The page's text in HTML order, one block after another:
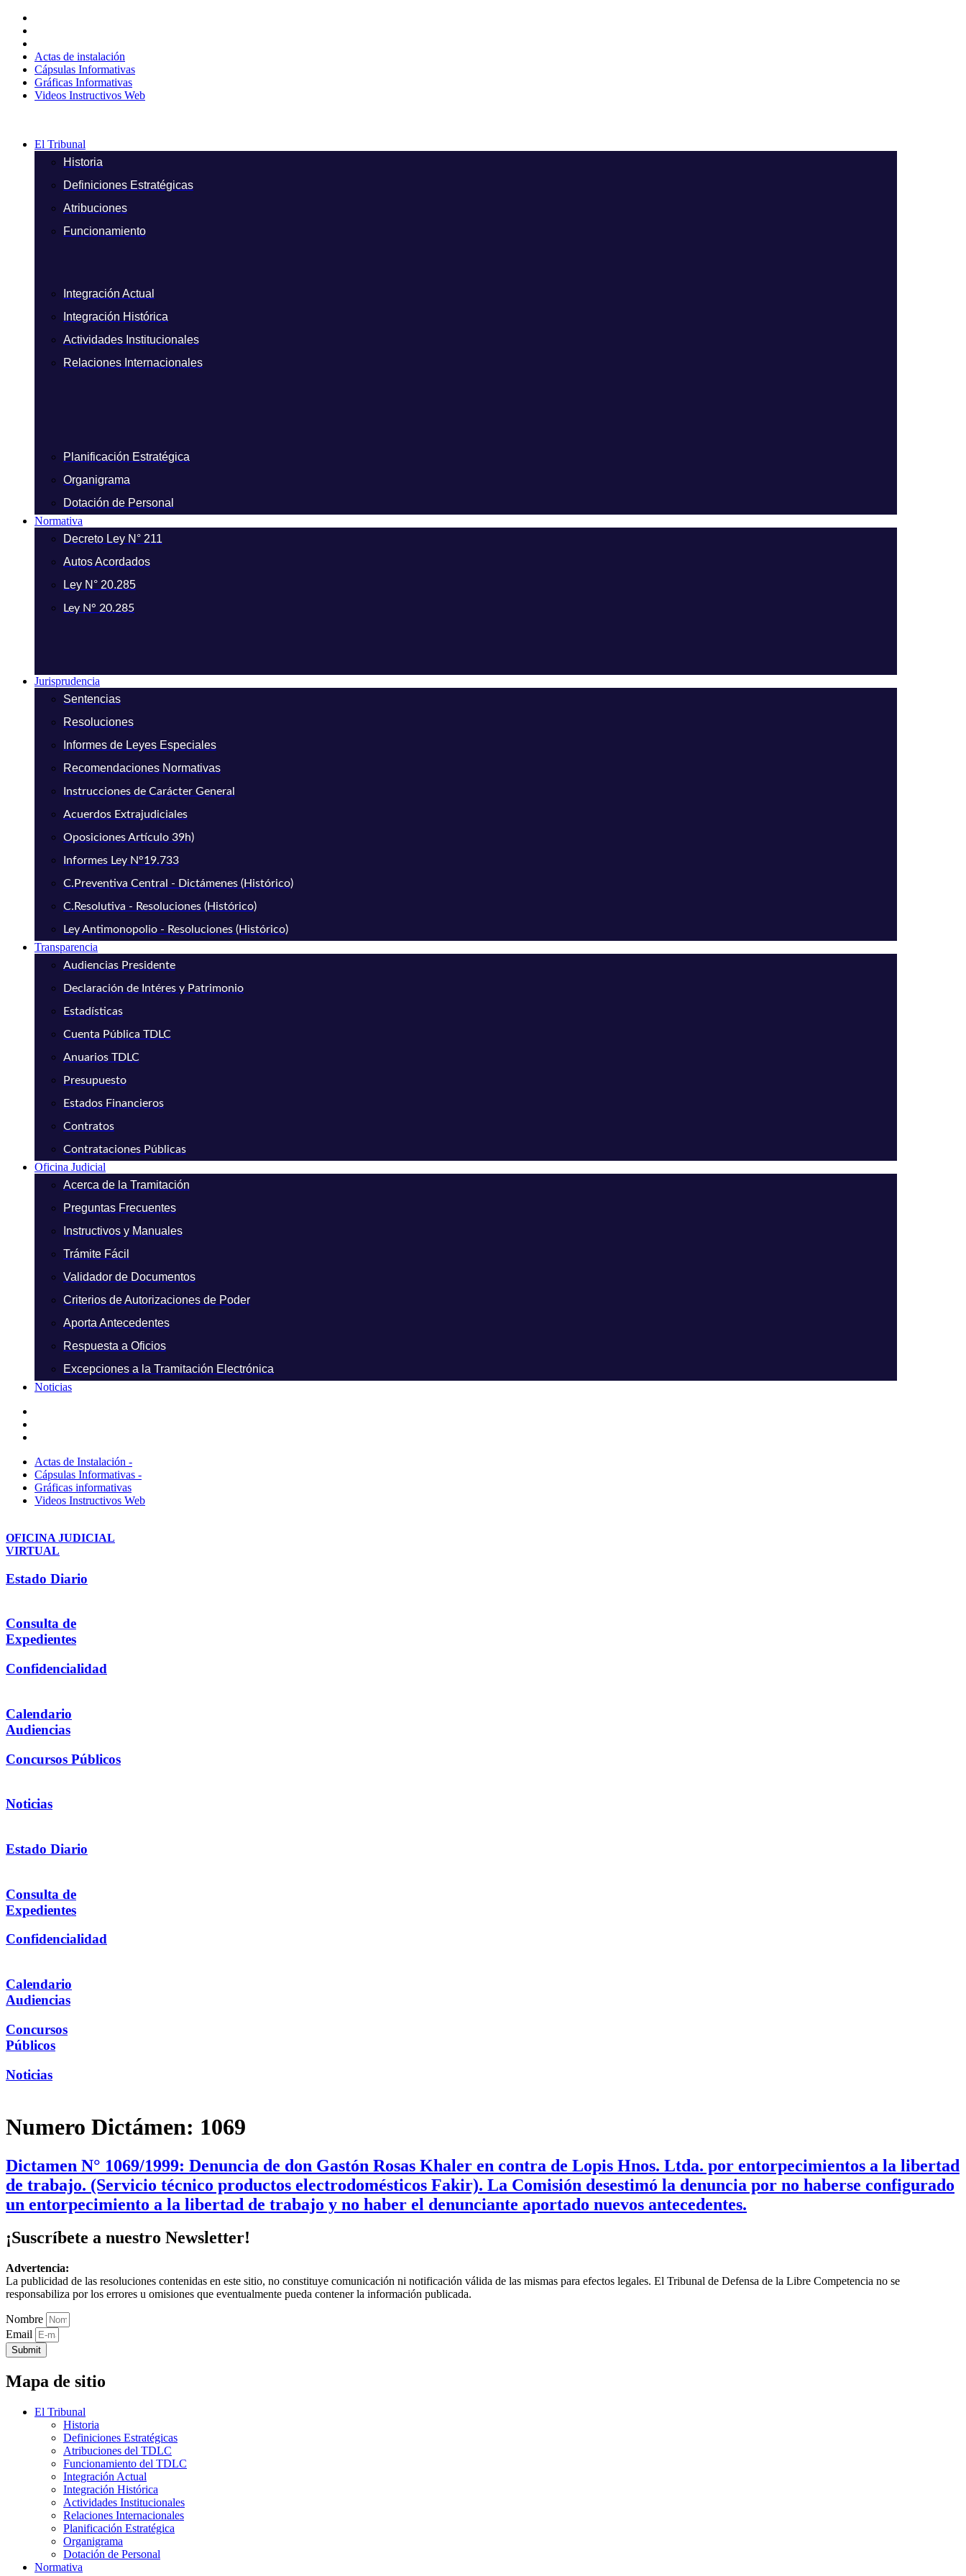
contenido
Actas de instalación
Cápsulas Informativas
Gráficas Informativas
Videos Instructivos Web
El Tribunal
Historia
Definiciones Estratégicas
Atribuciones
Funcionamiento
Integración Actual
Integración Histórica
Actividades Institucionales
Relaciones Internacionales
Planificación Estratégica
Organigrama
Dotación de Personal
Normativa
Decreto Ley N° 211
Autos Acordados
Ley N° 20.285
Ley N° 20.285
Jurisprudencia
Sentencias
Resoluciones
Informes de Leyes Especiales
Recomendaciones Normativas
Instrucciones de Carácter General
Acuerdos Extrajudiciales
Oposiciones Artículo 39h)
Informes Ley N°19.733
C.Preventiva Central - Dictámenes (Histórico)
C.Resolutiva - Resoluciones (Histórico)
Ley Antimonopolio - Resoluciones (Histórico)
Transparencia
Audiencias Presidente
Declaración de Intéres y Patrimonio
Estadísticas
Cuenta Pública TDLC
Anuarios TDLC
Presupuesto
Estados Financieros
Contratos
Contrataciones Públicas
Oficina Judicial
Acerca de la Tramitación
Preguntas Frecuentes
Instructivos y Manuales
Trámite Fácil
Validador de Documentos
Criterios de Autorizaciones de Poder
Aporta Antecedentes
Respuesta a Oficios
Excepciones a la Tramitación Electrónica
Noticias
Actas de Instalación -
Cápsulas Informativas -
Gráficas informativas
Videos Instructivos Web
OFICINA JUDICIAL
VIRTUAL
Estado Diario
Consulta de
Expedientes
Confidencialidad
Calendario
Audiencias
Concursos Públicos
Noticias
Estado Diario
Consulta de
Expedientes
Confidencialidad
Calendario
Audiencias
Concursos
Públicos
Noticias
Numero Dictámen: 1069
Dictamen N° 1069/1999: Denuncia de don Gastón Rosas Khaler en contra de Lopis Hnos. Ltda. por entorpecimientos a la libertad
de trabajo. (Servicio técnico productos electrodomésticos Fakir). La Comisión desestimó la denuncia por no haberse configurado
un entorpecimiento a la libertad de trabajo y no haber el denunciante aportado nuevos antecedentes.
¡Suscríbete a nuestro Newsletter!
Advertencia:
La publicidad de las resoluciones contenidas en este sitio, no constituye comunicación ni notificación válida de las mismas para efectos legales. El Tribunal de Defensa de la Libre Competencia no se
responsabiliza por los errores u omisiones que eventualmente pueda contener la información publicada.
Nombre
Email
Submit
Mapa de sitio
El Tribunal
Historia
Definiciones Estratégicas
Atribuciones del TDLC
Funcionamiento del TDLC
Integración Actual
Integración Histórica
Actividades Institucionales
Relaciones Internacionales
Planificación Estratégica
Organigrama
Dotación de Personal
Normativa